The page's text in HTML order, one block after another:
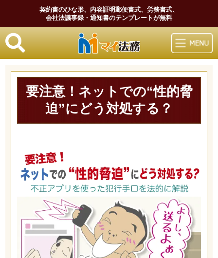
契約書のひな形、内容証明郵便書式、労務書式、
会社法議事録・通知書のテンプレートが無料
マイ法務
要注意！ネットでの“性的脅
迫”にどう対処する？